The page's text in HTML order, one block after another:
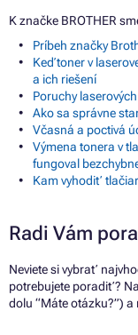
K značke BROTHER
Príbeh značky
Keď toner v
a ich riešení
Poruchy
Ako sa správne
Včasná a poctivá
Výmena tonera v
fungoval
Kam vyhodiť
Radi Vám
Neviete si vybrať
potrebujete poradiť?
dolu “Máte otázku?”)